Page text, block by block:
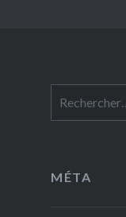
MÉTA